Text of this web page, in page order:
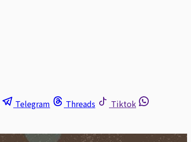
Telegram Threads Tiktok